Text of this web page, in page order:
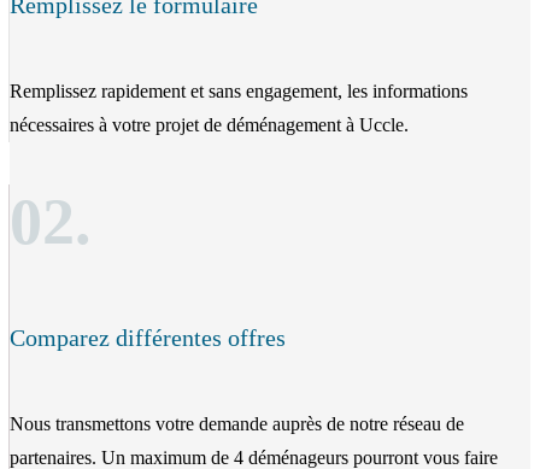
Remplissez rapidement et sans engagement, les informations
nécessaires à votre projet de déménagement à Uccle.
02.
Comparez différentes offres
Nous transmettons votre demande auprès de notre réseau de
partenaires. Un maximum de 4 déménageurs pourront vous faire